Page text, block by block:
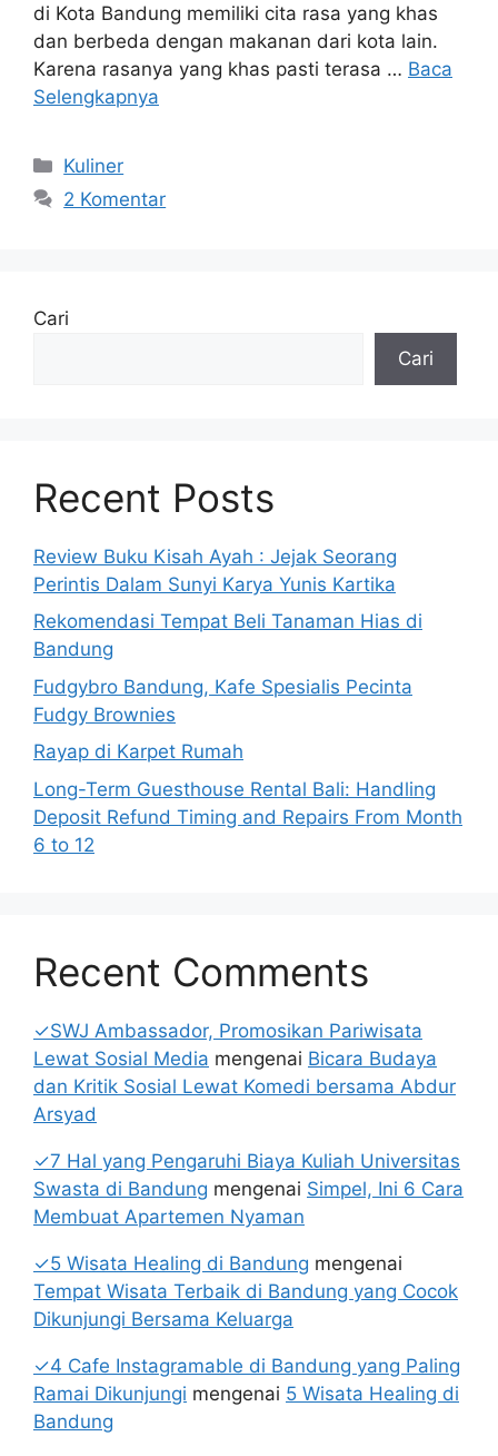
di Kota Bandung memiliki cita rasa yang khas
dan berbeda dengan makanan dari kota lain.
Karena rasanya yang khas pasti terasa … Baca
Selengkapnya
Kategori
Kuliner
2 Komentar
Cari
Cari
Recent Posts
Review Buku Kisah Ayah : Jejak Seorang
Perintis Dalam Sunyi Karya Yunis Kartika
Rekomendasi Tempat Beli Tanaman Hias di
Bandung
Fudgybro Bandung, Kafe Spesialis Pecinta
Fudgy Brownies
Rayap di Karpet Rumah
Long-Term Guesthouse Rental Bali: Handling
Deposit Refund Timing and Repairs From Month
6 to 12
Recent Comments
✓SWJ Ambassador, Promosikan Pariwisata
Lewat Sosial Media mengenai Bicara Budaya
dan Kritik Sosial Lewat Komedi bersama Abdur
Arsyad
✓7 Hal yang Pengaruhi Biaya Kuliah Universitas
Swasta di Bandung mengenai Simpel, Ini 6 Cara
Membuat Apartemen Nyaman
✓5 Wisata Healing di Bandung mengenai
Tempat Wisata Terbaik di Bandung yang Cocok
Dikunjungi Bersama Keluarga
✓4 Cafe Instagramable di Bandung yang Paling
Ramai Dikunjungi mengenai 5 Wisata Healing di
Bandung